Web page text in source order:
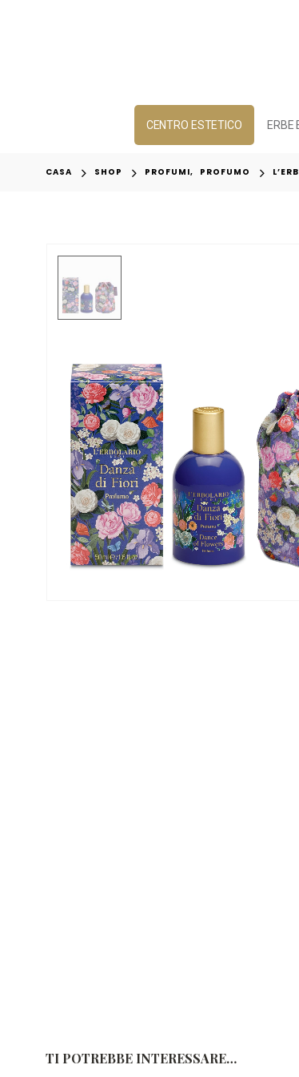
CENTRO ESTETICO ERBE
CASA SHOP PROFUMI, PROFUMO
TI POTREBBE INTERESSARE…